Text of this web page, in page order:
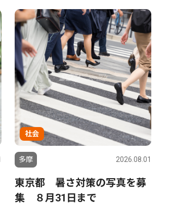
社会
多摩 2026.08.01
東京都 暑さ対策の写真を募
集 ８月31日まで